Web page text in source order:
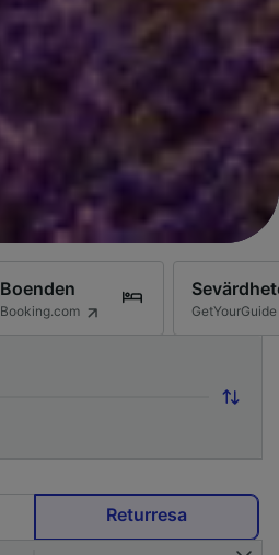
Boenden
Booking.com GetYourGuide
Returresa